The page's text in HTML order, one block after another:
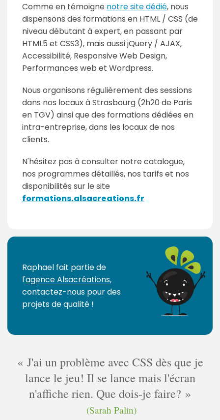
Comme en témoigne notre site dédié, nous
dispensons des formations en HTML / CSS (de
niveau débutant à expert, en passant par
HTML5 et CSS3), mais aussi jQuery / AJAX,
Accessibilité, Responsive Web Design,
Performances web et Wordpress.
Nous organisons régulièrement des sessions
dans nos locaux à Strasbourg (2h20 de Paris
en TGV) ainsi que des formations dédiées en
intra-entreprise, dans les locaux de nos
clients.
N'hésitez pas à consulter notre catalogue,
nos programmes détaillés, nos tarifs et nos
disponibilités sur le site
formations.alsacreations.fr
Raphael fait partie de
l'agence Alsacréations,
contactez-nous pour des
projets de qualité !
J'ai un problème avec CSS dès que je
lance le jeu! Il se lance mais l'écran
n'affiche rien. Que dois-je faire?
(Sarah Palin)